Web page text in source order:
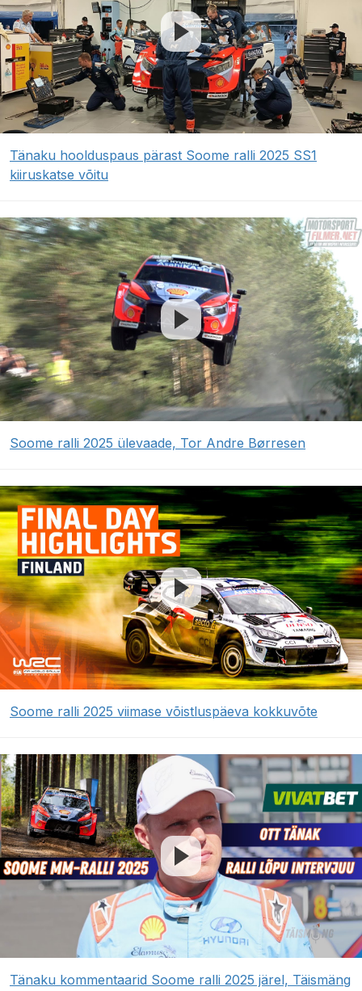
Tänaku hoolduspaus pärast Soome ralli 2025 SS1
kiiruskatse võitu
Soome ralli 2025 ülevaade, Tor Andre Børresen
Soome ralli 2025 viimase võistluspäeva kokkuvõte
Tänaku kommentaarid Soome ralli 2025 järel, Täismäng